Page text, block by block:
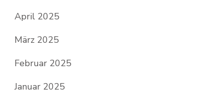
April 2025
März 2025
Februar 2025
Januar 2025